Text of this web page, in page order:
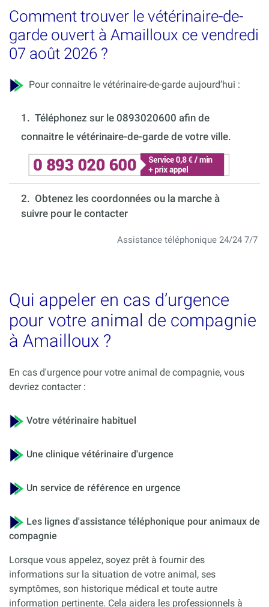
Comment trouver le vétérinaire-de-
garde ouvert à Amailloux ce vendredi
07 août 2026 ?
Pour connaitre le vétérinaire-de-garde aujourd’hui :
1. Téléphonez sur le 0893020600 afin de
connaitre le vétérinaire-de-garde de votre ville.
2. Obtenez les coordonnées ou la marche à
suivre pour le contacter
Assistance téléphonique 24/24 7/7
Qui appeler en cas d’urgence
pour votre animal de compagnie
à Amailloux ?
En cas d'urgence pour votre animal de compagnie, vous
devriez contacter :
Votre vétérinaire habituel
Une clinique vétérinaire d'urgence
Un service de référence en urgence
Les lignes d'assistance téléphonique pour animaux de
compagnie
Lorsque vous appelez, soyez prêt à fournir des
informations sur la situation de votre animal, ses
symptômes, son historique médical et toute autre
information pertinente. Cela aidera les professionnels à